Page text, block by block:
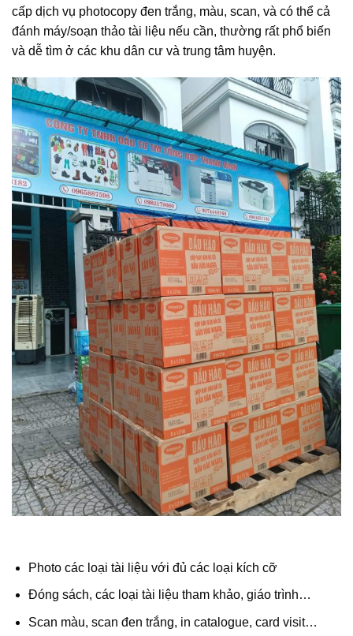
cấp dịch vụ photocopy đen trắng, màu, scan, và có thể cả
đánh máy/soạn thảo tài liệu nếu cần, thường rất phổ biến
và dễ tìm ở các khu dân cư và trung tâm huyện.
Photo các loại tài liệu với đủ các loại kích cỡ
Đóng sách, các loại tài liệu tham khảo, giáo trình…
Scan màu, scan đen trắng, in catalogue, card visit…